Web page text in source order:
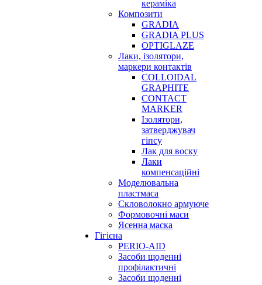
кераміка
Композити
GRADIA
GRADIA PLUS
OPTIGLAZE
Лаки, ізолятори,
маркери контактів
COLLOIDAL
GRAPHITE
CONTACT
MARKER
Ізолятори,
затверджувач
гіпсу
Лак для воску
Лаки
компенсаційні
Моделювальна
пластмаса
Скловолокно армуюче
Формовочні маси
Ясенна маска
Гігієна
PERIO-AID
Засоби щоденні
профілактичні
Засоби щоденні